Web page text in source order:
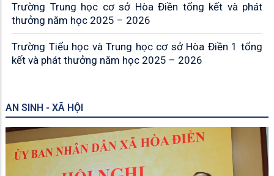
Trường Trung học cơ sở Hòa Điền tổng kết và phát
thưởng năm học 2025 – 2026
Trường Tiểu học và Trung học cơ sở Hòa Điền 1 tổng
kết và phát thưởng năm học 2025 – 2026
AN SINH - XÃ HỘI